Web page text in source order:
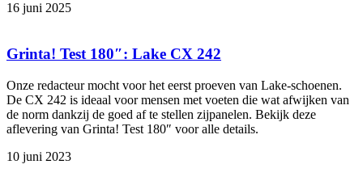
16 juni 2025
Grinta! Test 180″: Lake CX 242
Onze redacteur mocht voor het eerst proeven van Lake-schoenen.
De CX 242 is ideaal voor mensen met voeten die wat afwijken van
de norm dankzij de goed af te stellen zijpanelen. Bekijk deze
aflevering van Grinta! Test 180″ voor alle details.
10 juni 2023